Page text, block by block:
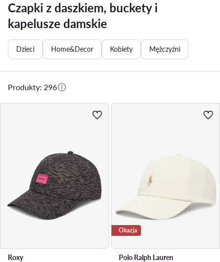
Czapki z daszkiem, buckety i
kapelusze damskie
Dzieci Home&Decor Kobiety Mężczyźni
Produkty: 296
Roxy
Okazja
Polo Ralph Lauren